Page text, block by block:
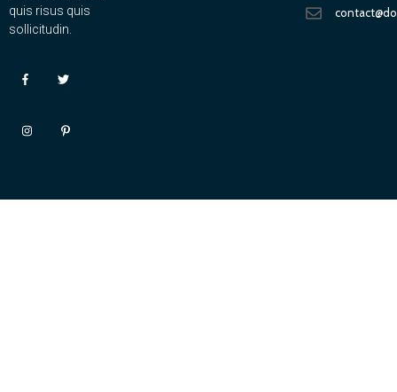
quis risus quis
sollicitudin.